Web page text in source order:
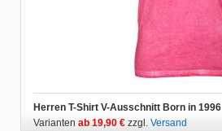
Herren T-Shirt V-Ausschnitt Born in 1996
Varianten ab 19,90 € zzgl. Versand